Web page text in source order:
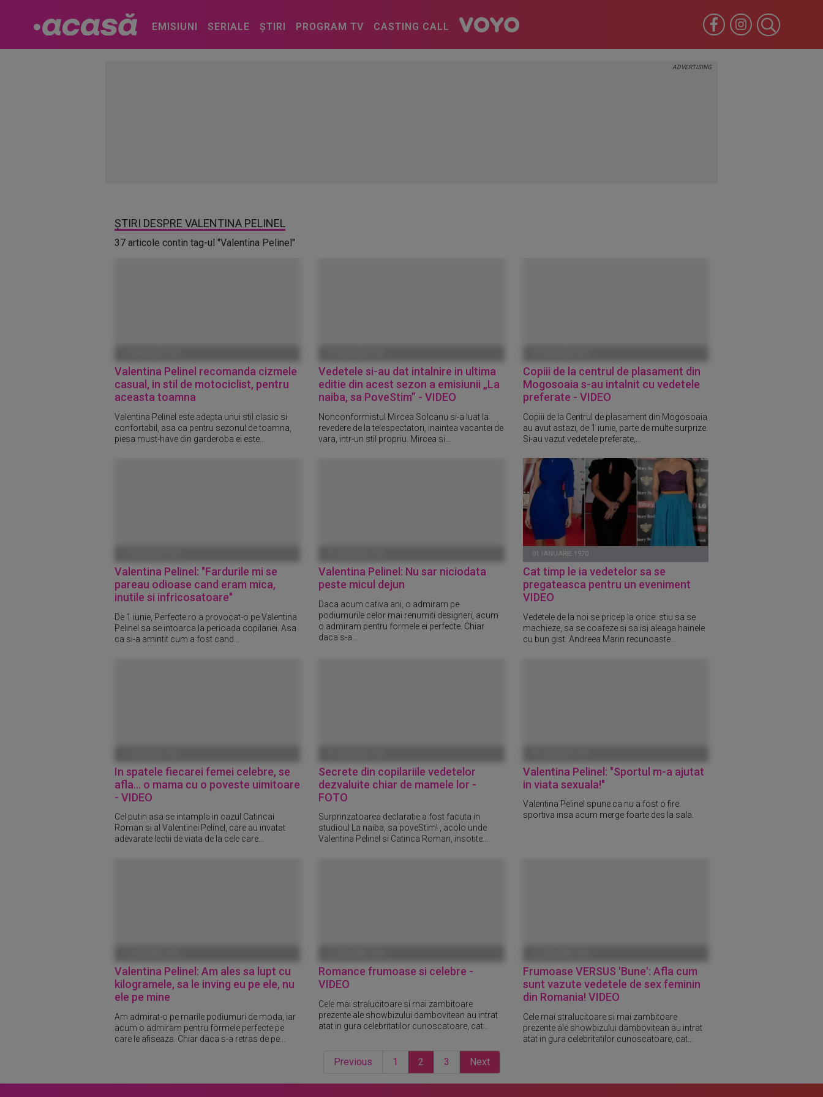
EMISIUNI SERIALE ȘTIRI PROGRAM TV CASTING CALL
ȘTIRI DESPRE VALENTINA PELINEL
37 articole contin tag-ul "Valentina Pelinel"
Valentina Pelinel recomanda cizmele
casual, in stil de motociclist, pentru
aceasta toamna
Valentina Pelinel este adepta unui stil clasic si
confortabil, asa ca pentru sezonul de toamna,
piesa must-have din garderoba ei este...
Vedetele si-au dat intalnire in ultima
editie din acest sezon a emisiunii „La
naiba, sa PoveStim” - VIDEO
Nonconformistul Mircea Solcanu si-a luat la
revedere de la telespectatori, inaintea vacantei de
vara, intr-un stil propriu. Mircea si...
Copiii de la centrul de plasament din
Mogosoaia s-au intalnit cu vedetele
preferate - VIDEO
Copiii de la Centrul de plasament din Mogosoaia
au avut astazi, de 1 iunie, parte de multe surprize.
Si-au vazut vedetele preferate,...
Valentina Pelinel: "Fardurile mi se
pareau odioase cand eram mica,
inutile si infricosatoare"
De 1 iunie, Perfecte.ro a provocat-o pe Valentina
Pelinel sa se intoarca la perioada copilariei. Asa
ca si-a amintit cum a fost cand...
Valentina Pelinel: Nu sar niciodata
peste micul dejun
Daca acum cativa ani, o admiram pe
podiumurile celor mai renumiti designeri, acum
o admiram pentru formele ei perfecte. Chiar
daca s-a...
01 IANUARIE 1970
Cat timp le ia vedetelor sa se
pregateasca pentru un eveniment
VIDEO
Vedetele de la noi se pricep la orice: stiu sa se
machieze, sa se coafeze si sa isi aleaga hainele
cu bun gist. Andreea Marin recunoaste...
In spatele fiecarei femei celebre, se
afla... o mama cu o poveste uimitoare
- VIDEO
Cel putin asa se intampla in cazul Catincai
Roman si al Valentinei Pelinel, care au invatat
adevarate lectii de viata de la cele care...
Secrete din copilariile vedetelor
dezvaluite chiar de mamele lor -
FOTO
Surprinzatoarea declaratie a fost facuta in
studioul La naiba, sa poveStim! , acolo unde
Valentina Pelinel si Catinca Roman, insotite...
Valentina Pelinel: "Sportul m-a ajutat
in viata sexuala!"
Valentina Pelinel spune ca nu a fost o fire
sportiva insa acum merge foarte des la sala.
Valentina Pelinel: Am ales sa lupt cu
kilogramele, sa le inving eu pe ele, nu
ele pe mine
Am admirat-o pe marile podiumuri de moda, iar
acum o admiram pentru formele perfecte pe
care le afiseaza. Chiar daca s-a retras de pe...
Romance frumoase si celebre -
VIDEO
Cele mai stralucitoare si mai zambitoare
prezente ale showbizului dambovitean au intrat
atat in gura celebritatilor cunoscatoare, cat...
Frumoase VERSUS 'Bune': Afla cum
sunt vazute vedetele de sex feminin
din Romania! VIDEO
Cele mai stralucitoare si mai zambitoare
prezente ale showbizului dambovitean au intrat
atat in gura celebritatilor cunoscatoare, cat...
Previous 1 2 3 Next